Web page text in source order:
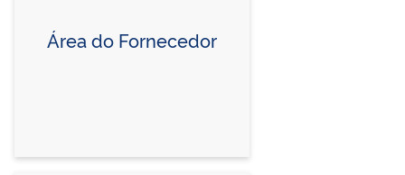
Área do Fornecedor